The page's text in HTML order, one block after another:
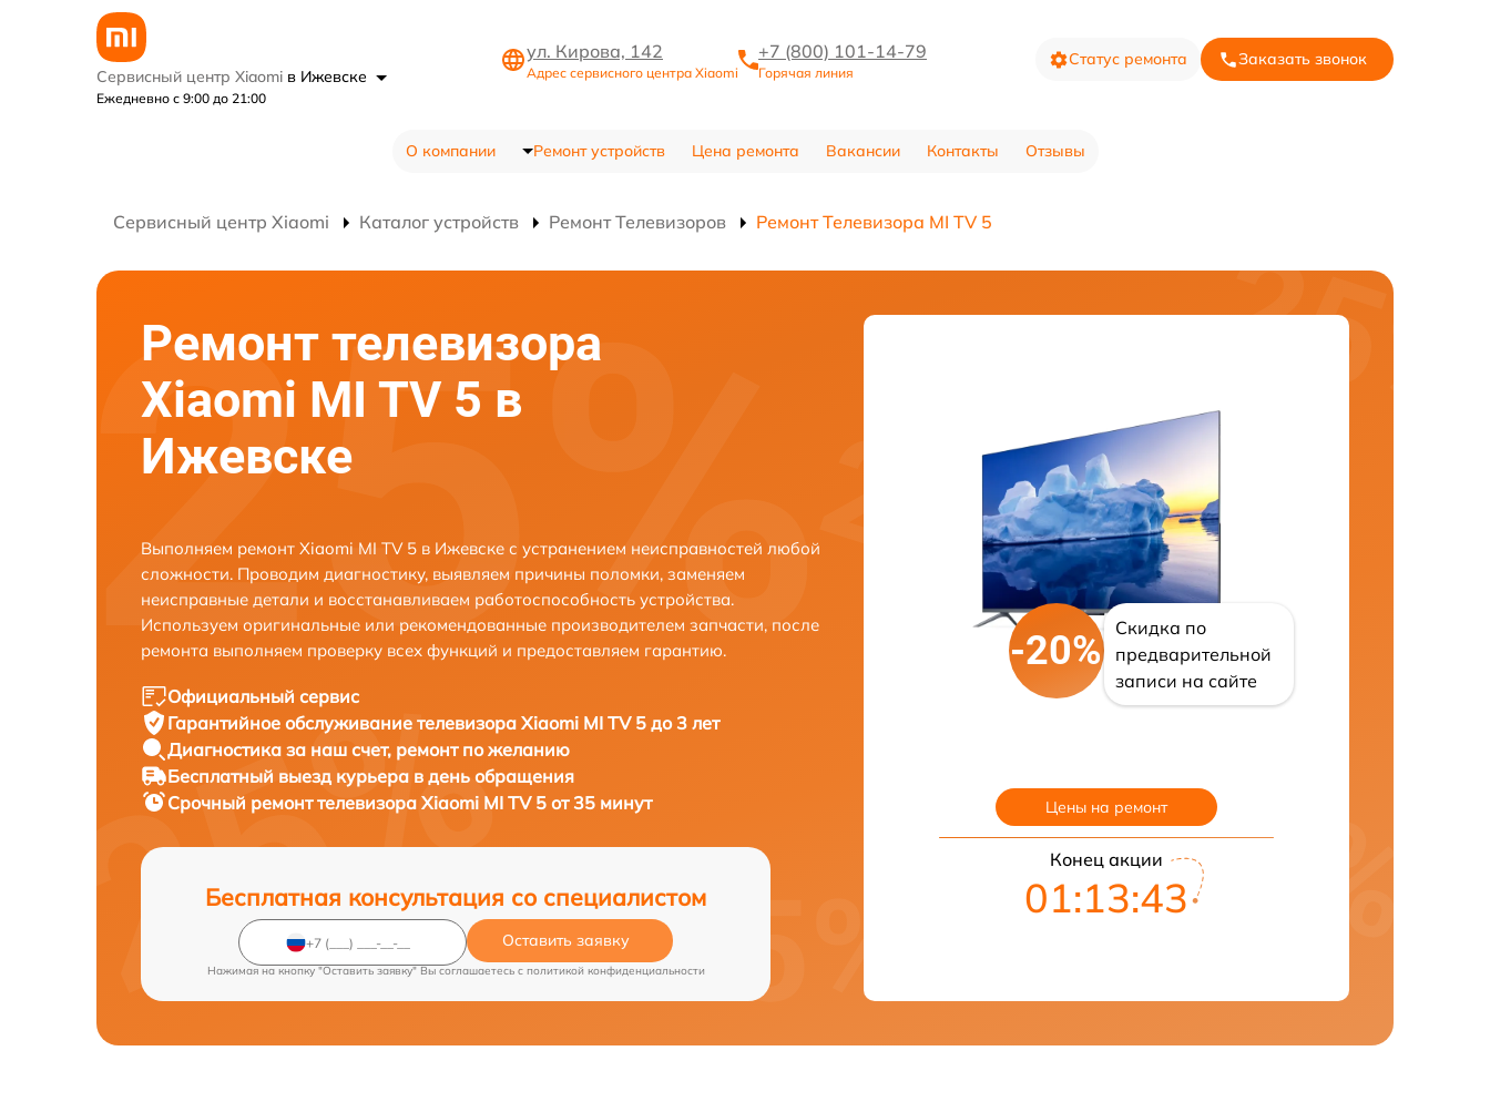
Сервисный центр Xiaomi в Ижевске
Ежедневно с 9:00 до 21:00
ул. Кирова, 142
Адрес сервисного центра Xiaomi
+7 (800) 101-14-79
Горячая линия
Статус ремонта Заказать звонок
О компании Ремонт устройств Цена ремонта Вакансии Контакты Отзывы
Сервисный центр Xiaomi Каталог устройств Ремонт Телевизоров Ремонт Телевизора MI TV 5
Ремонт телевизора
Xiaomi MI TV 5 в
Ижевске
Выполняем ремонт Xiaomi MI TV 5 в Ижевске с устранением неисправностей любой
сложности. Проводим диагностику, выявляем причины поломки, заменяем
неисправные детали и восстанавливаем работоспособность устройства.
Используем оригинальные или рекомендованные производителем запчасти, после
ремонта выполняем проверку всех функций и предоставляем гарантию.
Официальный сервис
Гарантийное обслуживание телевизора Xiaomi MI TV 5 до 3 лет
Диагностика за наш счет, ремонт по желанию
Бесплатный выезд курьера в день обращения
Срочный ремонттелевизора Xiaomi MI TV 5 от 35 минут
Бесплатная консультация со специалистом
Оставить заявку
Нажимая на кнопку "Оставить заявку" Вы соглашаетесь c политикой конфиденциальности
-20%
Скидка по
предварительной
записи на сайте
Цены на ремонт
Конец акции
01:13:42